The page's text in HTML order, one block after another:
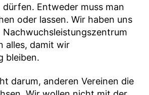
Entweder muss man
oder lassen. Wir haben uns
Nachwuchsleistungszentrum
alles, damit wir
bleiben.
darum, anderen Vereinen die